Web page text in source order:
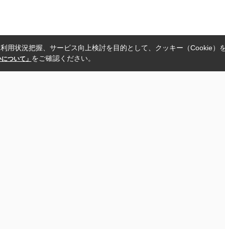
用状況把握、サービス向上検討を目的として、クッキー（Cookie）
ついて」 をご確認ください。